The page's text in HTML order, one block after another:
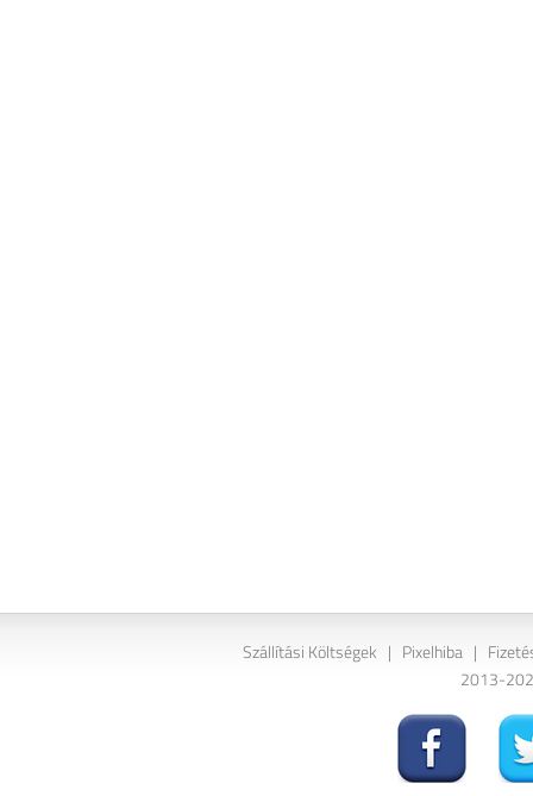
Szállítási Költségek | Pixelhiba |
2013-